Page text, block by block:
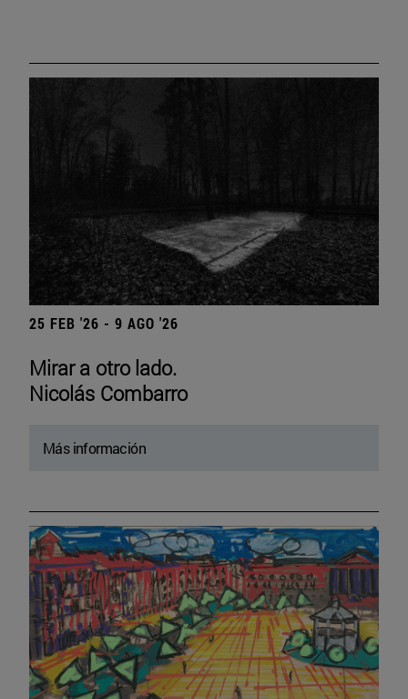
25 FEB '26 - 9 AGO '26
Mirar a otro lado.
Nicolás Combarro
Más información